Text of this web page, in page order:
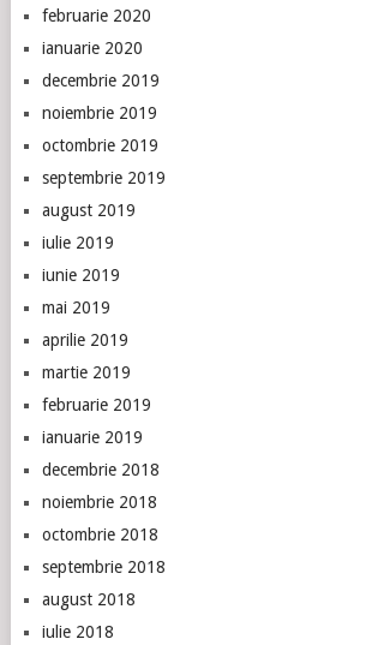
februarie 2020
ianuarie 2020
decembrie 2019
noiembrie 2019
octombrie 2019
septembrie 2019
august 2019
iulie 2019
iunie 2019
mai 2019
aprilie 2019
martie 2019
februarie 2019
ianuarie 2019
decembrie 2018
noiembrie 2018
octombrie 2018
septembrie 2018
august 2018
iulie 2018